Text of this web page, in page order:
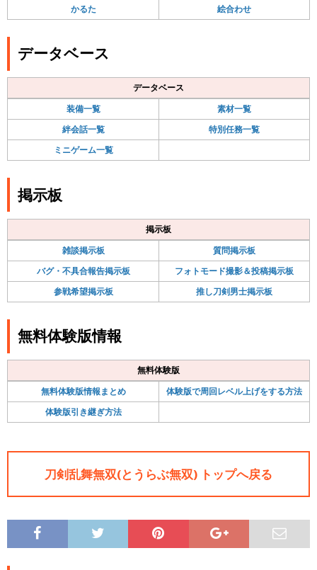
かるた 絵合わせ
データベース
データベース
装備一覧
素材一覧
絆会話一覧
特別任務一覧
ミニゲーム一覧
掲示板
掲示板
雑談掲示板
質問掲示板
バグ・不具合報告掲示板
フォトモード撮影＆投稿掲示板
参戦希望掲示板
推し刀剣男士掲示板
無料体験版情報
無料体験版
無料体験版情報まとめ
体験版で周回レベル上げをする方法
体験版引き継ぎ方法
刀剣乱舞無双(とうらぶ無双) トップへ戻る